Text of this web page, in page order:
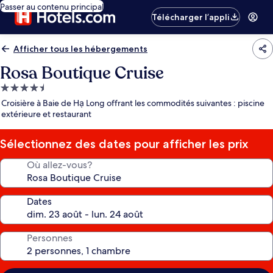
Passer au contenu principal
Télécharger l’appli
Afficher tous les hébergements
Rosa Boutique Cruise
Hébergement
4.5 étoiles
Croisière à Baie de Hạ Long offrant les commodités suivantes : piscine
extérieure et restaurant
Sélectionnez des dates pour afficher les prix
Où allez-vous?
Dates
Personnes